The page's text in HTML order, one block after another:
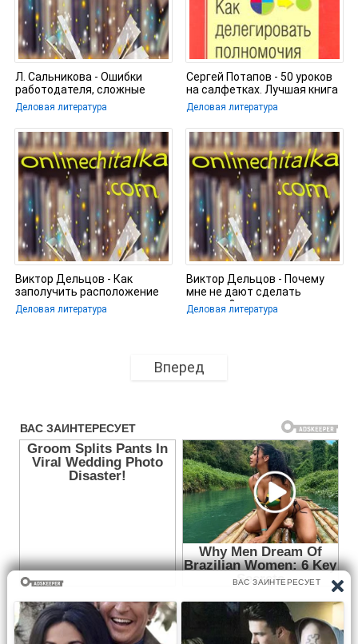
Л. Сальникова - Ошибки
работодателя, сложные
вопросы применения
Трудового
Деловая литература
Сергей Потапов - 50 уроков
на салфетках. Лучшая книга
по делегированию
Деловая литература
Виктор Дельцов - Как
заполучить расположение
начальства
Деловая литература
Виктор Дельцов - Почему
мне не дают сделать
карьеру?
Деловая литература
Вперед